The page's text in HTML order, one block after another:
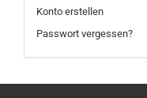
Konto erstellen
Passwort vergessen?